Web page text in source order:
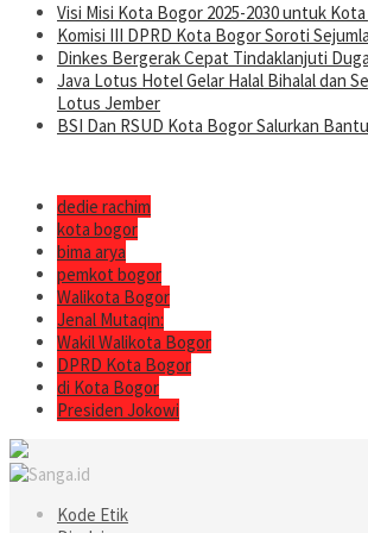
Visi Misi Kota Bogor 2025-2030 untuk
Komisi III DPRD Kota Bogor Soroti
Dinkes Bergerak Cepat Tindaklanjuti
Java Lotus Hotel Gelar Halal Bihalal dan
Lotus Jember
BSI Dan RSUD Kota Bogor Salurkan
dedie rachim
kota bogor
bima arya
pemkot bogor
Walikota Bogor
Jenal Mutaqin:
Wakil Walikota Bogor
DPRD Kota Bogor
di Kota Bogor
Presiden Jokowi
Kode Etik